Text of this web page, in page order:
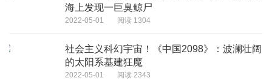
海上发现一巨臭鲸尸
2022-05-01 阅读 1304
社会主义科幻宇宙！《中国2098》：波澜壮阔
的太阳系基建狂魔
2022-05-01 阅读 2343